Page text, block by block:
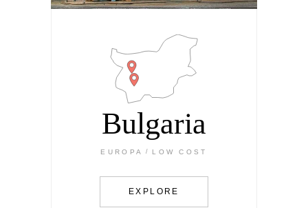
Bulgaria
EUROPA LOW COST
EXPLORE